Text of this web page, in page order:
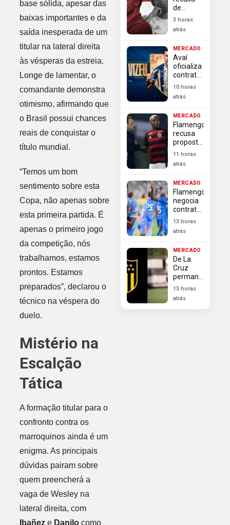
base sólida, apesar das
baixas importantes e da
saída inesperada de um
titular na lateral direita
às vésperas da estreia.
Longe de lamentar, o
comandante demonstra
otimismo, afirmando que
o Brasil possui chances
reais de conquistar o
título mundial.
“Temos um bom
sentimento sobre esta
Copa, não apenas sobre
esta primeira partida. É
apenas o primeiro jogo
da competição, nós
trabalhamos, estamos
prontos. Estamos
preparados”, declarou o
técnico na véspera do
duelo.
Mistério na
Escalção
Tática
A formação titular para o
confronto contra os
marroquinos ainda é um
enigma. As principais
dúvidas pairam sobre
quem preencherá a
vaga de Wesley na
lateral direita, com
Ibañeze Danilocomo
no
Brasileirão
de
Vinícius
Junior,
Arsenal
alternativas
para
reforçar
ataque
no
mercado
3 horas
atrás
MERCADO
Avaí
oficializa
contratação
do
atacante
Felipe
para
disputa
da Série
B
10 horas
atrás
MERCADO
Flamengo
recusa
proposta
do
Granada
por
classifica
oferta
como
desrespeitosa
11 horas
atrás
MERCADO
Flamengo
negocia
contratação
de Luiz
Henrique
driblador
do
futebol
russo
13 horas
atrás
MERCADO
De La
Cruz
permanece
no
Flamengo
após
13 horas
atrás